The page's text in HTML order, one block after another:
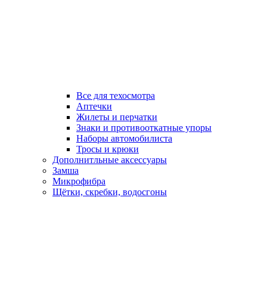
Все для техосмотра
Аптечки
Жилеты и перчатки
Знаки и противооткатные упоры
Наборы автомобилиста
Тросы и крюки
Дополнитльные аксессуары
Замша
Микрофибра
Щётки, скребки, водосгоны